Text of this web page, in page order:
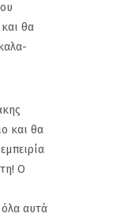
θα
και θα
Ο
αυτά